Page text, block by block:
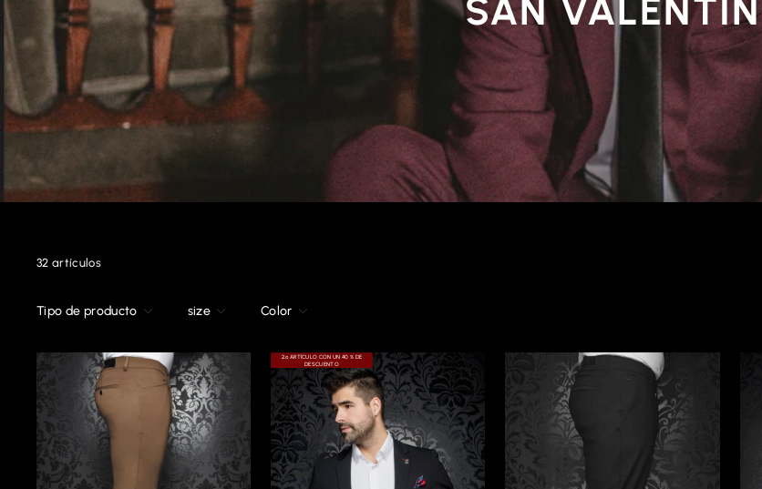
SAN VALENTÍN
32 artículos
Tipo de producto size Color
2.º ARTÍCULO CON UN 40 % DE
DESCUENTO